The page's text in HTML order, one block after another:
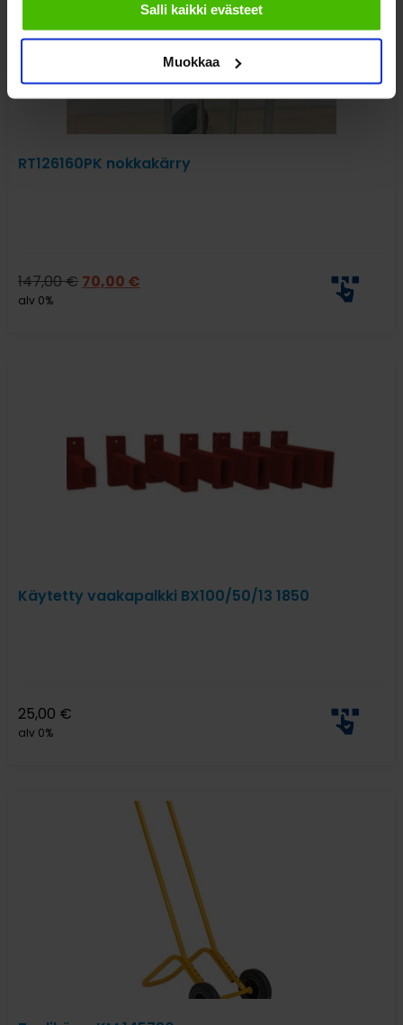
Salli kaikki evästeet
Muokkaa
RT126160PK nokkakärry
147,00€ 70,00 €
alv 0%
Käytetty vaakapalkki BX100/50/13 1850
25,00 €
alv 0%